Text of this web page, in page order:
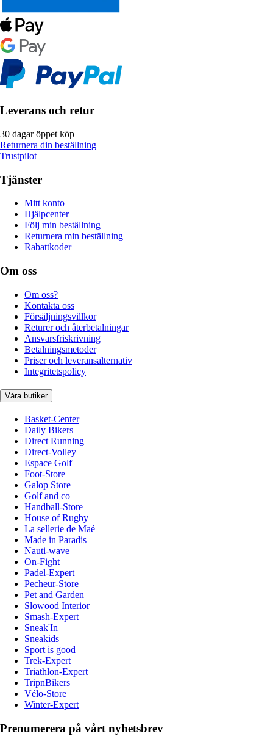
Leverans och retur
30 dagar öppet köp
Returnera din beställning
Trustpilot
Tjänster
Mitt konto
Hjälpcenter
Följ min beställning
Returnera min beställning
Rabattkoder
Om oss
Om oss?
Kontakta oss
Försäljningsvillkor
Returer och återbetalningar
Ansvarsfriskrivning
Betalningsmetoder
Priser och leveransalternativ
Integritetspolicy
Våra butiker
Basket-Center
Daily Bikers
Direct Running
Direct-Volley
Espace Golf
Foot-Store
Galop Store
Golf and co
Handball-Store
House of Rugby
La sellerie de Maé
Made in Paradis
Nauti-wave
On-Fight
Padel-Expert
Pecheur-Store
Pet and Garden
Slowood Interior
Smash-Expert
Sneak'In
Sneakids
Sport is good
Trek-Expert
Triathlon-Expert
TripnBikers
Vélo-Store
Winter-Expert
Prenumerera på vårt nyhetsbrev